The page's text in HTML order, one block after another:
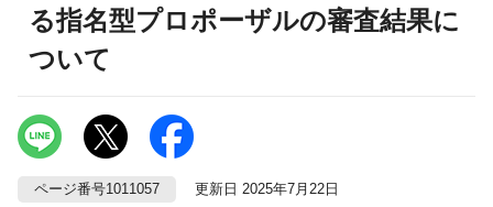
る指名型プロポーザルの審査結果に
ついて
ページ番号1011057 更新日 2025年7月22日